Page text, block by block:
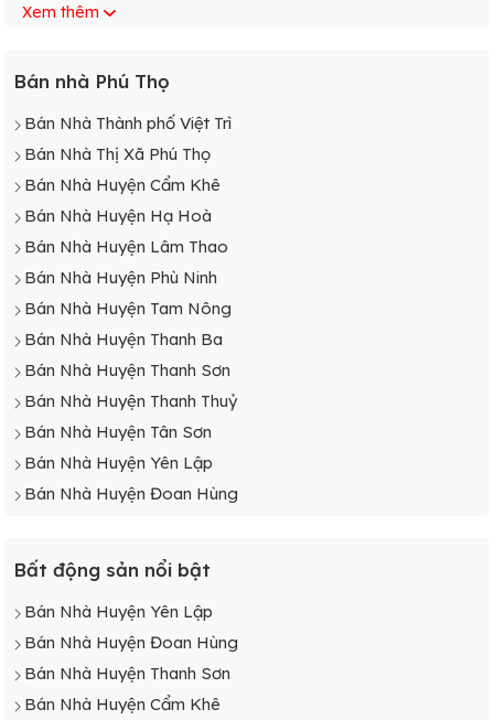
Bán Nhà Xã Vinh Tiền
Xem thêm
Bán nhà Phú Thọ
Bán Nhà Thành phố Việt Trì
Bán Nhà Thị Xã Phú Thọ
Bán Nhà Huyện Cẩm Khê
Bán Nhà Huyện Hạ Hoà
Bán Nhà Huyện Lâm Thao
Bán Nhà Huyện Phù Ninh
Bán Nhà Huyện Tam Nông
Bán Nhà Huyện Thanh Ba
Bán Nhà Huyện Thanh Sơn
Bán Nhà Huyện Thanh Thuỷ
Bán Nhà Huyện Tân Sơn
Bán Nhà Huyện Yên Lập
Bán Nhà Huyện Đoan Hùng
Bất động sản nổi bật
Bán Nhà Huyện Yên Lập
Bán Nhà Huyện Đoan Hùng
Bán Nhà Huyện Thanh Sơn
Bán Nhà Huyện Cẩm Khê